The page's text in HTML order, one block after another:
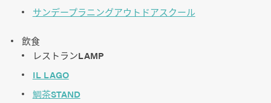
サンデープラニングアウトドアスクール
飲食
レストランLAMP
IL LAGO
鯛茶STAND